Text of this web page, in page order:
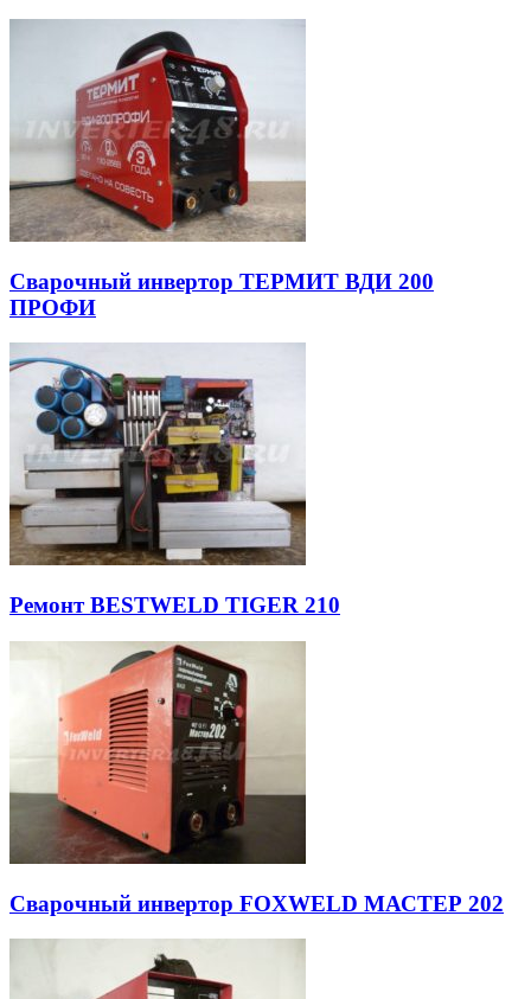
Сварочный инвертор ТЕРМИТ ВДИ 200
ПРОФИ
Ремонт BESTWELD TIGER 210
Сварочный инвертор FOXWELD МАСТЕР 202